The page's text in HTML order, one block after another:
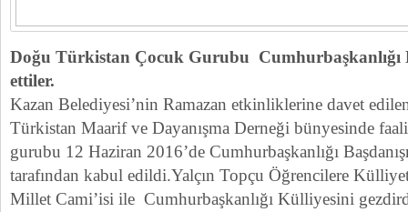
Doğu Türkistan Çocuk Gurubu Cumhurbaşkanlığı
ettiler.
Kazan Belediyesi’nin Ramazan etkinliklerine davet
Türkistan Maarif ve Dayanışma Derneği bünyesinde
gurubu 12 Haziran 2016’de Cumhurbaşkanlığı
tarafından kabul edildi.Yalçın Topçu Öğrencilere
Millet Cami’isi ile Cumhurbaşkanlığı Külliyesini